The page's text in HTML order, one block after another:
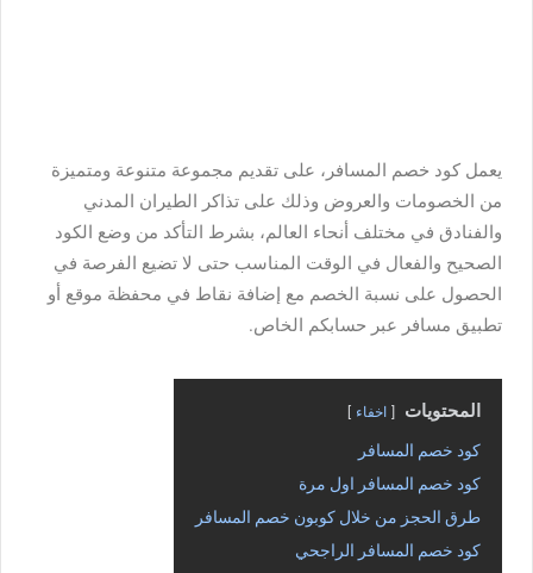
يعمل كود خصم المسافر، على تقديم مجموعة متنوعة ومتميزة
من الخصومات والعروض وذلك على تذاكر الطيران المدني
والفنادق في مختلف أنحاء العالم، بشرط التأكد من وضع الكود
الصحيح والفعال في الوقت المناسب حتى لا تضيع الفرصة في
الحصول على نسبة الخصم مع إضافة نقاط في محفظة موقع أو
تطبيق مسافر عبر حسابكم الخاص.
المحتويات اخفاء
كود خصم المسافر
كود خصم المسافر اول مرة
طرق الحجز من خلال كوبون خصم المسافر
كود خصم المسافر الراجحي